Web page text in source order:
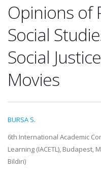
Opinions of
Social
Social
Movies
BURSA S.
6th International Academic
Learning (IACETL), Budapest,
Bildiri)